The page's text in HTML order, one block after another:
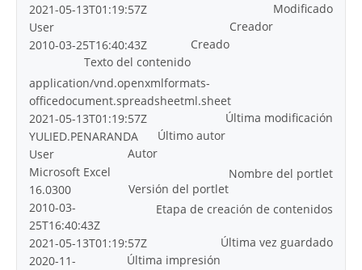
Modificado
2021-05-13T01:19:57Z
Creador
User
Creado
2010-03-25T16:40:43Z
Texto del contenido
application/vnd.openxmlformats-
officedocument.spreadsheetml.sheet
Última modificación
2021-05-13T01:19:57Z
Último autor
YULIED.PENARANDA
Autor
User
Nombre del portlet
Microsoft Excel
Versión del portlet
16.0300
Etapa de creación de contenidos
2010-03-
25T16:40:43Z
Última vez guardado
2021-05-13T01:19:57Z
Última impresión
2020-11-